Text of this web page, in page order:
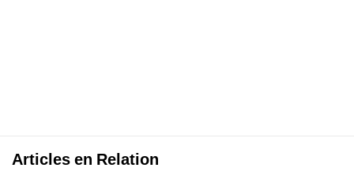
Articles en Relation